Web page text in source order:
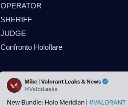
OPERATOR
SHERIFF
JUDGE
Confronto Holoflare